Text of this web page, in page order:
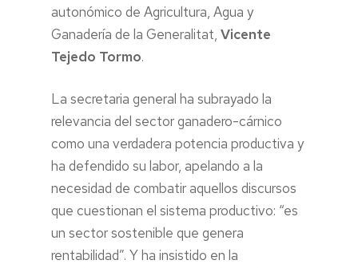
autonómico de Agricultura, Agua y
Ganadería de la Generalitat, Vicente
Tejedo Tormo.
La secretaria general ha subrayado la
relevancia del sector ganadero-cárnico
como una verdadera potencia productiva y
ha defendido su labor, apelando a la
necesidad de combatir aquellos discursos
que cuestionan el sistema productivo: “es
un sector sostenible que genera
rentabilidad”. Y ha insistido en la